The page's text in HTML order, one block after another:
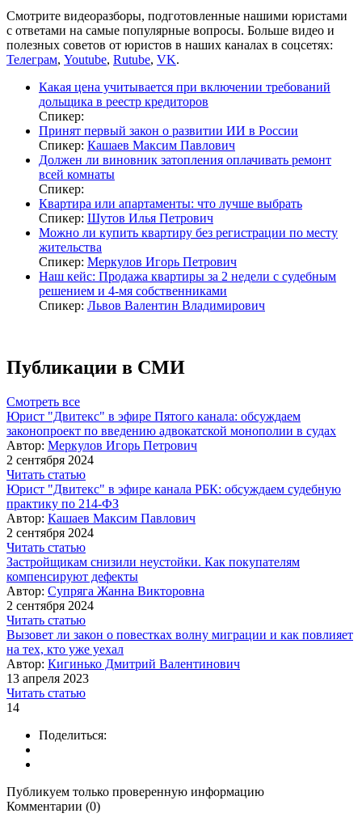
Смотрите видеоразборы, подготовленные нашими юристами
с ответами на самые популярные вопросы. Больше видео и
полезных советов от юристов в наших каналах в соцсетях:
Телеграм, Youtube, Rutube, VK.
Какая цена учитывается при включении требований
дольщика в реестр кредиторов
Спикер:
Принят первый закон о развитии ИИ в России
Спикер: Кашаев Максим Павлович
Должен ли виновник затопления оплачивать ремонт
всей комнаты
Спикер:
Квартира или апартаменты: что лучше выбрать
Спикер: Шутов Илья Петрович
Можно ли купить квартиру без регистрации по месту
жительства
Спикер: Меркулов Игорь Петрович
Наш кейс: Продажа квартиры за 2 недели с судебным
решением и 4-мя собственниками
Спикер: Львов Валентин Владимирович
Публикации в СМИ
Смотреть все
Юрист "Двитекс" в эфире Пятого канала: обсуждаем
законопроект по введению адвокатской монополии в судах
Автор: Меркулов Игорь Петрович
2 сентября 2024
Читать статью
Юрист "Двитекс" в эфире канала РБК: обсуждаем судебную
практику по 214-ФЗ
Автор: Кашаев Максим Павлович
2 сентября 2024
Читать статью
Застройщикам снизили неустойки. Как покупателям
компенсируют дефекты
Автор: Супряга Жанна Викторовна
2 сентября 2024
Читать статью
Вызовет ли закон о повестках волну миграции и как повлияет
на тех, кто уже уехал
Автор: Кигинько Дмитрий Валентинович
13 апреля 2023
Читать статью
14
Поделиться:
Публикуем только проверенную информацию
Комментарии (0)